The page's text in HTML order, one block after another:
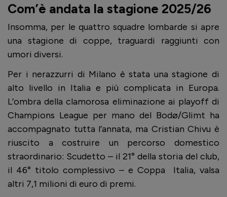
Com’è andata la stagione 2025/26
Insomma, per le quattro squadre lombarde si apre
una stagione di coppe, traguardi raggiunti con
umori diversi.
Per i nerazzurri di Milano è stata una stagione di
alto livello in Italia e più complicata in Europa.
L’ombra della clamorosa eliminazione ai playoff di
Champions League per mano del Bodø/Glimt ha
accompagnato tutta l’annata, ma Cristian Chivu è
riuscito a costruire un percorso domestico
straordinario: Scudetto – il 21° della storia del club,
il 46° titolo complessivo – e Coppa Italia, valsa
altri 7,1 milioni di euro di premi.